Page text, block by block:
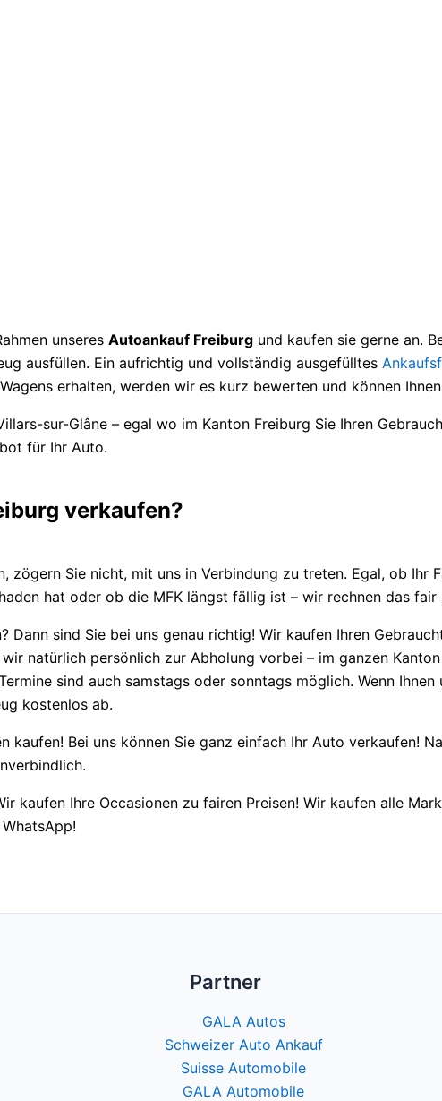
unseres Autoankauf Freiburg und kaufen sie gerne an.
ausfüllen. Ein aufrichtig und vollständig ausgefülltes
erhalten, werden wir es kurz bewerten und können
sur-Glâne – egal wo im Kanton Freiburg Sie Ihren
für Ihr Auto.
verkaufen?
zögern Sie nicht, mit uns in Verbindung zu treten. Egal, ob Ihr
hat oder ob die MFK längst fällig ist – wir rechnen das
sind Sie bei uns genau richtig! Wir kaufen Ihren
natürlich persönlich zur Abholung vorbei – im ganzen
sind auch samstags oder sonntags möglich. Wenn
kostenlos ab.
kaufen! Bei uns können Sie ganz einfach Ihr Auto verkaufen!
kaufen Ihre Occasionen zu fairen Preisen! Wir kaufen alle
Partner
GALA Autos
Schweizer Auto Ankauf
Suisse Automobile
GALA Automobile